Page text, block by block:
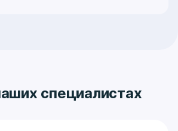
специалистах